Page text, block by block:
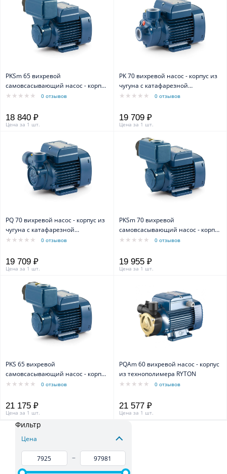
PKSm 65 вихревой
самовсасывающий насос - корпус
из чугуна
0 отзывов
18 840 ₽
Цена за 1 шт.
PK 70 вихревой насос - корпус из
чугуна с катафарезной
обработкой
0 отзывов
19 709 ₽
Цена за 1 шт.
PQ 70 вихревой насос - корпус из
чугуна с катафарезной
обработкой
0 отзывов
19 709 ₽
Цена за 1 шт.
PKSm 70 вихревой
самовсасывающий насос - корпус
из чугуна
0 отзывов
19 955 ₽
Цена за 1 шт.
PKS 65 вихревой
самовсасывающий насос - корпус
из чугуна
0 отзывов
21 175 ₽
Цена за 1 шт.
PQAm 60 вихревой насос - корпус
из технополимера RYTON
0 отзывов
21 577 ₽
Цена за 1 шт.
Фильтр
Цена
–